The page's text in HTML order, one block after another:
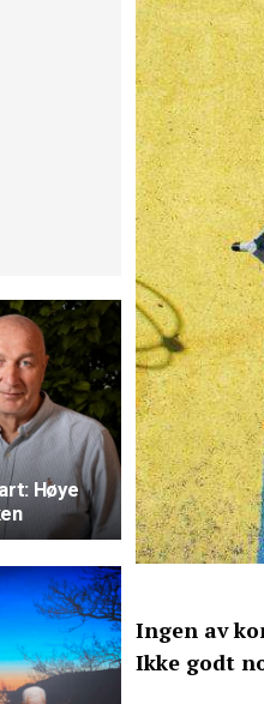
Høye
Ingen av
Ikke godt